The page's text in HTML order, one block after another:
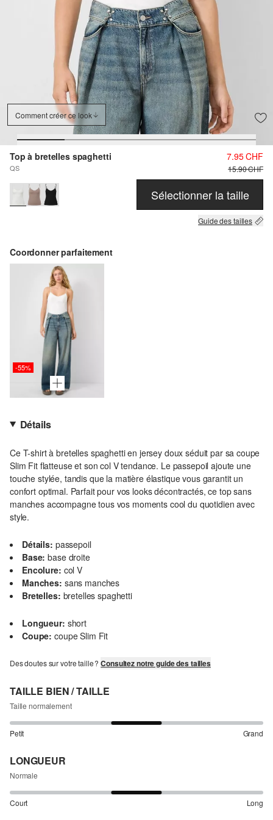
Comment créer ce look
Top à bretelles spaghetti
QS
7.95 CHF
15.90 CHF
Sélectionner la taille
Guide des tailles
Coordonner parfaitement
-55%
Détails
Ce T-shirt à bretelles spaghetti en jersey doux séduit par sa coupe
Slim Fit flatteuse et son col V tendance. Le passepoil ajoute une
touche stylée, tandis que la matière élastique vous garantit un
confort optimal. Parfait pour vos looks décontractés, ce top sans
manches accompagne tous vos moments cool du quotidien avec
style.
Détails: passepoil
Base: base droite
Encolure: col V
Manches: sans manches
Bretelles: bretelles spaghetti
Longueur: short
Coupe: coupe Slim Fit
Des doutes sur votre taille ?Consultez notre guide des tailles
TAILLE BIEN / TAILLE
Taille normalement
Petit Grand
LONGUEUR
Normale
Court Long